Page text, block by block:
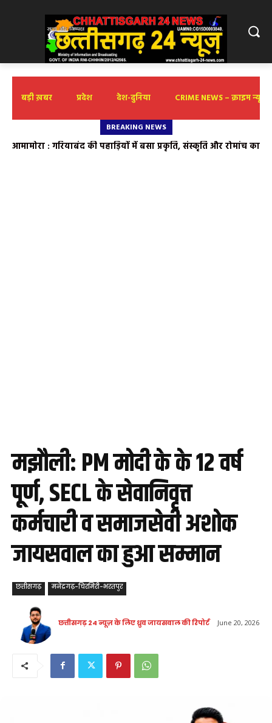
बड़ी ख़बर प्रदेश देश-दुनिया CRIME NEWS – क्राइम न्यूज़
BREAKING NEWS
आमामोरा : गरियाबंद की पहाड़ियों में बसा प्रकृति, संस्कृति और रोमांच का
मझौली: PM मोदी के के 12 वर्ष
पूर्ण, SECL के सेवानिवृत्त
कर्मचारी व समाजसेवी अशोक
जायसवाल का हुआ सम्मान
छत्तीसगढ़ मनेंद्रगढ़-चिरमिरी-भरतपुर
छत्तीसगढ़ 24 न्यूज़ के लिए ध्रुव जायसवाल की रिपोर्ट June 20, 2026